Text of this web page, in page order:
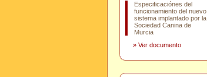
Especificaciónes del
funcionamiento del nuevo
sistema implantado por la
Sociedad Canina de
Murcia
» Ver documento